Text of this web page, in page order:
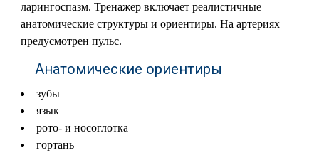
ларингоспазм. Тренажер включает реалистичные
анатомические структуры и ориентиры. На артериях
предусмотрен пульс.
Анатомические ориентиры
зубы
язык
рото- и носоглотка
гортань